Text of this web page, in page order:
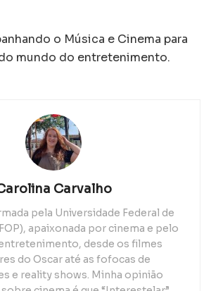
o Música e Cinema para
mundo do entretenimento.
Carvalho
pela Universidade Federal de
apaixonada por cinema e pelo
desde os filmes
do Oscar até as fofocas de
e reality shows. Minha opinião